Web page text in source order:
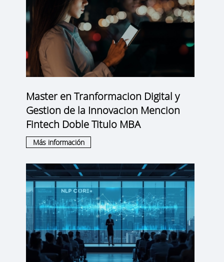
Master en Tranformacion Digital y
Gestion de la Innovacion Mencion
Fintech Doble Titulo MBA
Más información